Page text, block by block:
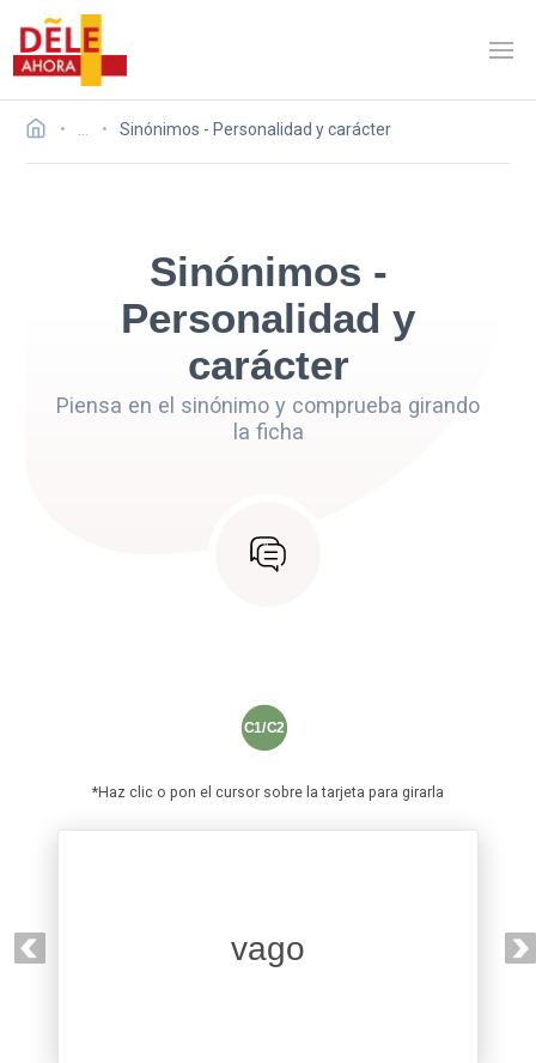
Sinónimos - Personalidad y carácter
Sinónimos -
Personalidad y
carácter
Piensa en el sinónimo y comprueba girando
la ficha
C1/C2
*Haz clic o pon el cursor sobre la tarjeta para girarla
vago
perezoso